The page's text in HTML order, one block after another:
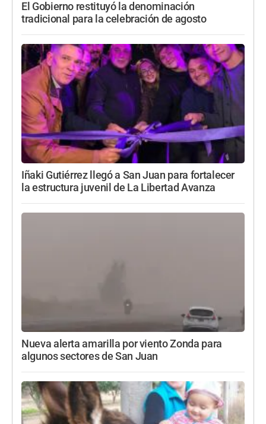
El Gobierno restituyó la denominación
tradicional para la celebración de agosto
Iñaki Gutiérrez llegó a San Juan para fortalecer
la estructura juvenil de La Libertad Avanza
Nueva alerta amarilla por viento Zonda para
algunos sectores de San Juan